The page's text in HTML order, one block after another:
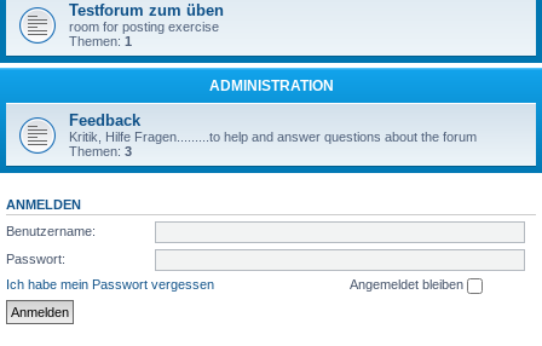
Testforum zum üben
room for posting exercise
Themen: 1
ADMINISTRATION
Feedback
Kritik, Hilfe Fragen.........to help and answer questions about the forum
Themen: 3
ANMELDEN
Benutzername:
Passwort:
Ich habe mein Passwort vergessen
Angemeldet bleiben